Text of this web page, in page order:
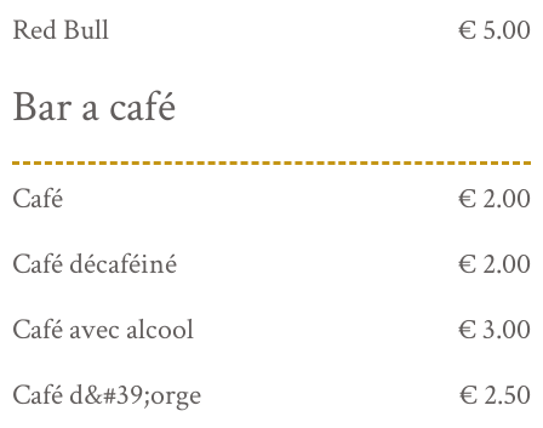
Red Bull
€ 5.00
Bar a café
Café
€ 2.00
Café décaféiné
€ 2.00
Café avec alcool
€ 3.00
Café d&#39;orge
€ 2.50